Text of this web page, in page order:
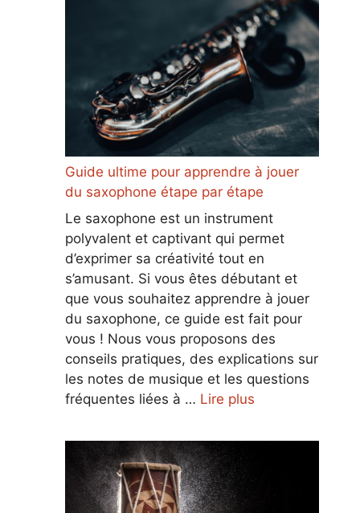
Guide ultime pour apprendre à jouer
du saxophone étape par étape
Le saxophone est un instrument
polyvalent et captivant qui permet
d’exprimer sa créativité tout en
s’amusant. Si vous êtes débutant et
que vous souhaitez apprendre à jouer
du saxophone, ce guide est fait pour
vous ! Nous vous proposons des
conseils pratiques, des explications sur
les notes de musique et les questions
fréquentes liées à … Lire plus